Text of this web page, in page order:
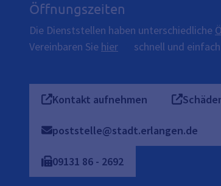
Öffnungszeiten
Die Dienststellen haben unterschiedliche
Vereinbaren Sie hier schnell und
Kontakt aufnehmen
poststelle@stadt.erlangen.de
09131 86 - 2692